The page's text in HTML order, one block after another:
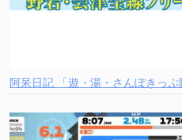
阿呆日記 「遊・湯・さんぽきっぷ